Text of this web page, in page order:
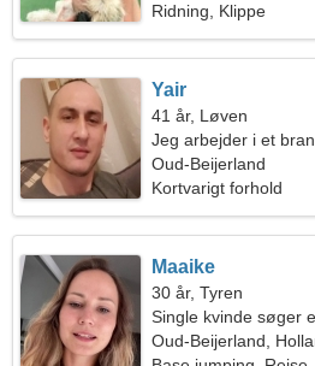
Ridning, Klippe
Yair
41 år, Løven
Jeg arbejder i et
genert kvinde
Oud-Beijerland
Kortvarigt forhold
Maaike
30 år, Tyren
Single kvinde søger
Oud-Beijerland,